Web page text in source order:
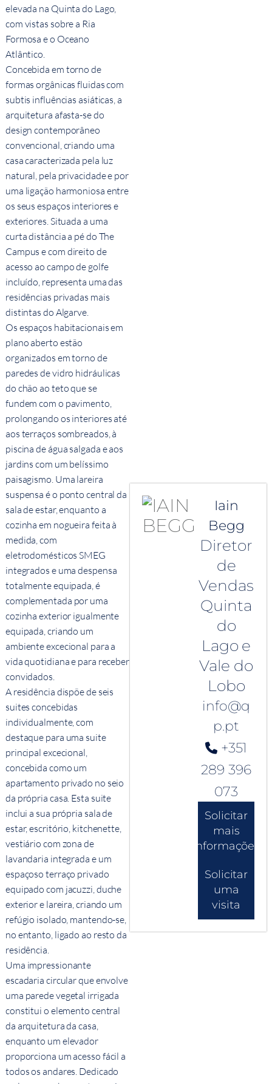
elevada na Quinta do Lago,
com vistas sobre a Ria
Formosa e o Oceano
Atlântico.
Concebida em torno de
formas orgânicas fluidas com
subtis influências asiáticas, a
arquitetura afasta-se do
design contemporâneo
convencional, criando uma
casa caracterizada pela luz
natural, pela privacidade e por
uma ligação harmoniosa entre
os seus espaços interiores e
exteriores. Situada a uma
curta distância a pé do The
Campus e com direito de
acesso ao campo de golfe
incluído, representa uma das
residências privadas mais
distintas do Algarve.
Os espaços habitacionais em
plano aberto estão
organizados em torno de
paredes de vidro hidráulicas
do chão ao teto que se
fundem com o pavimento,
prolongando os interiores até
aos terraços sombreados, à
piscina de água salgada e aos
jardins com um belíssimo
paisagismo. Uma lareira
suspensa é o ponto central da
sala de estar, enquanto a
cozinha em nogueira feita à
medida, com
eletrodomésticos SMEG
integrados e uma despensa
totalmente equipada, é
complementada por uma
cozinha exterior igualmente
equipada, criando um
ambiente excecional para a
vida quotidiana e para receber
convidados.
A residência dispõe de seis
suites concebidas
individualmente, com
destaque para uma suite
principal excecional,
concebida como um
apartamento privado no seio
da própria casa. Esta suite
inclui a sua própria sala de
estar, escritório, kitchenette,
vestiário com zona de
lavandaria integrada e um
espaçoso terraço privado
equipado com jacuzzi, duche
exterior e lareira, criando um
refúgio isolado, mantendo-se,
no entanto, ligado ao resto da
residência.
Uma impressionante
escadaria circular que envolve
uma parede vegetal irrigada
constitui o elemento central
da arquitetura da casa,
enquanto um elevador
proporciona um acesso fácil a
todos os andares. Dedicado
Iain
Begg
Diretor
de
Vendas
Quinta
do
Lago e
Vale do
Lobo
info@q
p.pt
+351
289 396
073
Solicitar
mais
informações
Solicitar
uma
visita